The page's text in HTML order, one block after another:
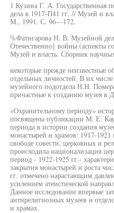
1 Кузина Г. А. Государственная
дела в 1917-П41 гг, // Музей и
М., 1991. С. 96—172.
%Фатигарова Н. В. Музейной
Отечественно} войны (аспекты
Музей и власть: Сборник
некоторые прежде неизвестные
отдельных личностей. В их
музейного подотдела Н.Н.
причастные к созданию музея в
«Охранительному периоду»
посвящены публикации М. Е.
периода в истории создания
монастырей и храмов: 1917-1921
свободе совести, церковных и
происходила национализация
период - 1922-1925 гг.-
закрытия монастырей и роста
гг. отмечено нарастающим
усилением атеистической
Данное исследование впервые
антирелигиозных музеев и
и храмах.